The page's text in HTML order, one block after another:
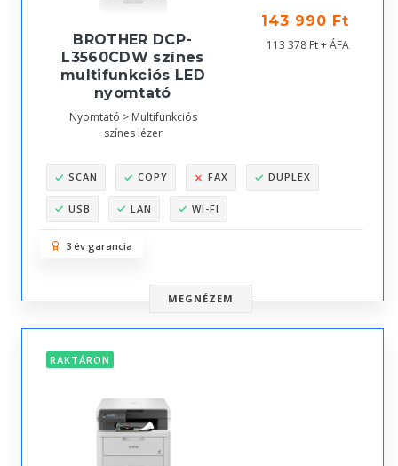
BROTHER DCP-
L3560CDW színes
multifunkciós LED
nyomtató
Nyomtató > Multifunkciós
színes lézer
143 990 Ft
113 378 Ft + ÁFA
SCAN COPY FAX DUPLEX
USB LAN WI-FI
3 év garancia
MEGNÉZEM
RAKTÁRON